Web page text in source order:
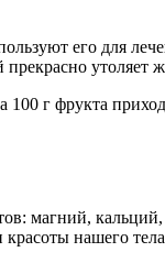
его для
утоляет
г фрукта
магний,
нашего